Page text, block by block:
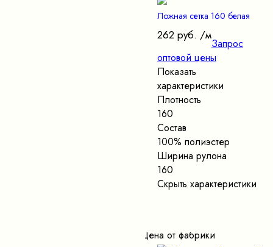
Ложная сетка 160 белая
262 руб. /м
Запрос
оптовой цены
Показать
характеристики
Плотность
160
Состав
100% полиэстер
Ширина рулона
160
Скрыть характеристики
Цена от фабрики